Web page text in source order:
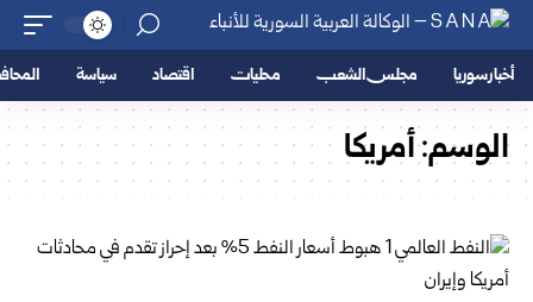
أخبار سوريا مجلس الشعب محليات اقتصاد سياسة
الوسم:أمريكا